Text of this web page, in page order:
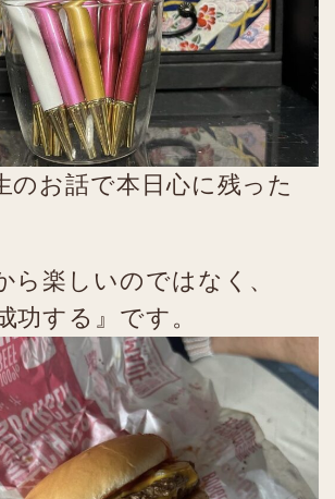
のお話で本日心に残った
ら楽しいのではなく、
功する』です。